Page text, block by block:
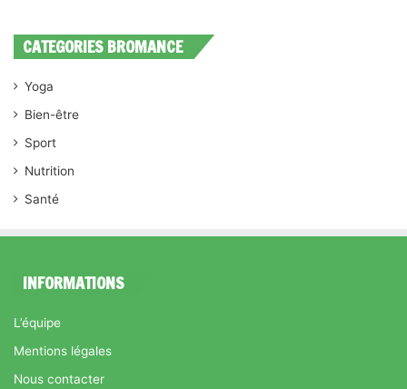
CATEGORIES BROMANCE
Yoga
Bien-être
Sport
Nutrition
Santé
INFORMATIONS
L’équipe
Mentions légales
Nous contacter